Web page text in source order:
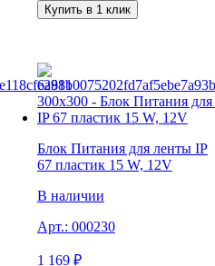
Купить в 1 клик
Блок Питания для ленты IP
67 пластик 15 W, 12V
В наличии
Арт.: 000230
1 169 ₽